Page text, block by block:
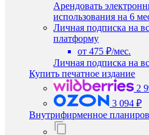
Арендовать
использования на 6
Личная подписка на
платформу
от 475 ₽/мес.
Личная подписка на
Купить печатное издание
2
3 094 ₽
Внутрифирменное